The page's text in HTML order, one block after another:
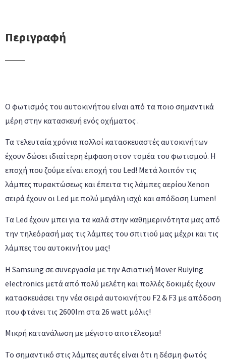
Περιγραφή
Ο φωτισμός του αυτοκινήτου είναι από τα ποιο σημαντικά
μέρη στην κατασκευή ενός οχήματος .
Τα τελευταία χρόνια πολλοί κατασκευαστές αυτοκινήτων
έχουν δώσει ιδιαίτερη έμφαση στον τομέα του φωτισμού. Η
εποχή που ζούμε είναι εποχή του Led! Μετά λοιπόν τις
λάμπες πυρακτώσεως και έπειτα τις λάμπες αερίου Xenon
σειρά έχουν οι Led με πολύ μεγάλη ισχύ και απόδοση Lumen!
Τα Led έχουν μπει για τα καλά στην καθημερινότητα μας από
την τηλεόρασή μας τις λάμπες του σπιτιού μας μέχρι και τις
λάμπες του αυτοκινήτου μας!
Η Samsung σε συνεργασία με την Ασιατική Mover Ruiying
electronics μετά από πολύ μελέτη και πολλές δοκιμές έχουν
κατασκευάσει την νέα σειρά αυτοκινήτου F2 & F3 με απόδοση
που φτάνει τις 2600lm στα 26 watt μόλις!
Μικρή κατανάλωση με μέγιστο αποτέλεσμα!
Το σημαντικό στις λάμπες αυτές είναι ότι η δέσμη φωτός